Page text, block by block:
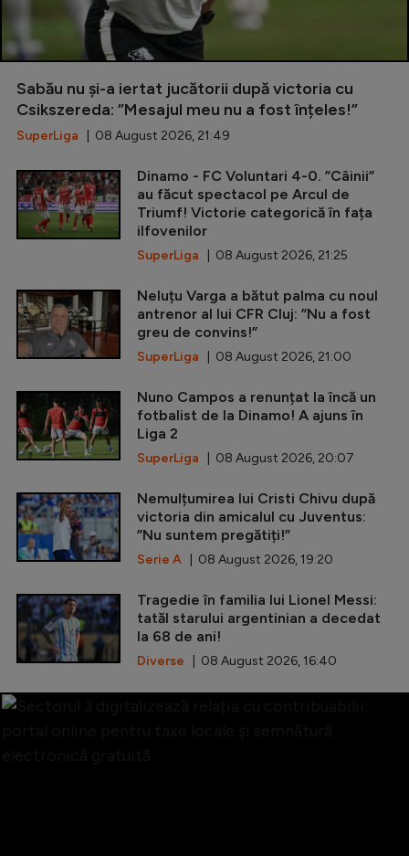
Sabău nu și-a iertat jucătorii după victoria cu
Csikszereda: ”Mesajul meu nu a fost înțeles!”
SuperLiga | 08 August 2026, 21:49
Dinamo - FC Voluntari 4-0. ”Câinii”
au făcut spectacol pe Arcul de
Triumf! Victorie categorică în fața
ilfovenilor
SuperLiga | 08 August 2026, 21:25
Neluțu Varga a bătut palma cu noul
antrenor al lui CFR Cluj: ”Nu a fost
greu de convins!”
SuperLiga | 08 August 2026, 21:00
Nuno Campos a renunțat la încă un
fotbalist de la Dinamo! A ajuns în
Liga 2
SuperLiga | 08 August 2026, 20:07
Nemulțumirea lui Cristi Chivu după
victoria din amicalul cu Juventus:
”Nu suntem pregătiți!”
Serie A | 08 August 2026, 19:20
Tragedie în familia lui Lionel Messi:
tatăl starului argentinian a decedat
la 68 de ani!
Diverse | 08 August 2026, 16:40